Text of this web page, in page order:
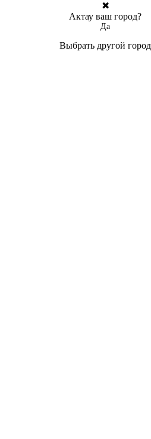
✖
Актау ваш город?
Да
Выбрать другой город